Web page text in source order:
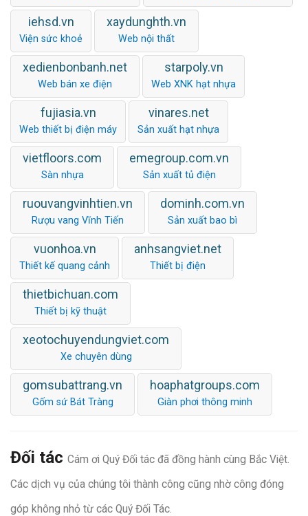
iehsd.vn
Viện sức khoẻ
xaydunghth.vn
Web nội thất
xedienbonbanh.net
Web bán xe điện
starpoly.vn
Web XNK hạt nhựa
fujiasia.vn
Web thiết bị điện máy
vinares.net
Sản xuất hạt nhựa
vietfloors.com
Sàn nhựa
emegroup.com.vn
Sản xuất tủ điện
ruouvangvinhtien.vn
Rượu vang Vĩnh Tiến
dominh.com.vn
Sản xuất bao bì
vuonhoa.vn
Thiết kế quang cảnh
anhsangviet.net
Thiết bị điện
thietbichuan.com
Thiết bị kỹ thuật
xeotochuyendungviet.com
Xe chuyên dùng
gomsubattrang.vn
Gốm sứ Bát Tràng
hoaphatgroups.com
Giàn phơi thông minh
Đối tác Cám ơi Quý Đối tác đã đồng hành cùng Bắc Việt.
Các dịch vụ của chúng tôi thành công cũng nhờ công đóng
góp không nhỏ từ các Quý Đối Tác.